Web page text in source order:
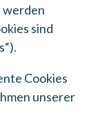
werden
sind
Cookies
unserer